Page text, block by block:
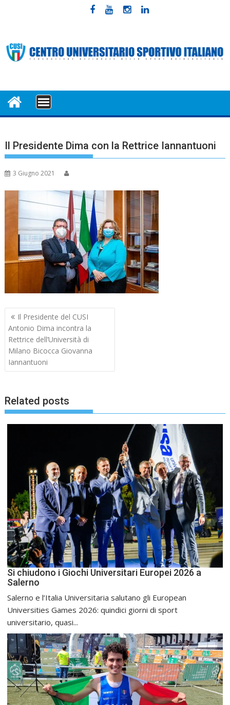
MENU
Il Presidente Dima con la Rettrice Iannantuoni
3 Giugno 2021
Navigazione
articoli
Il Presidente del CUSI
Antonio Dima incontra la
Rettrice dell’Università di
Milano Bicocca Giovanna
Iannantuoni
Related posts
Si chiudono i Giochi Universitari Europei 2026 a
Salerno
Salerno e l’Italia Universitaria salutano gli European
Universities Games 2026: quindici giorni di sport
universitario, quasi...